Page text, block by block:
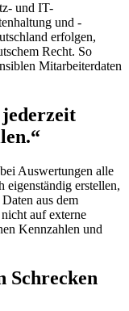
und IT-
und -
erfolgen,
Recht. So
Mitarbeiterdaten
Auswertungen alle
eigenständig erstellen,
aus dem
auf externe
Kennzahlen und
Schrecken